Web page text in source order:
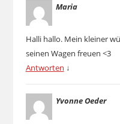
Maria
Halli hallo. Mein kleiner
seinen Wagen freuen <3
Antworten ↓
Yvonne Oeder